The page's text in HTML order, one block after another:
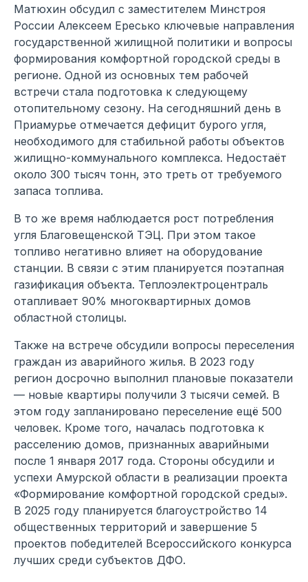
Матюхин обсудил с заместителем Минстроя
России Алексеем Ересько ключевые направления
государственной жилищной политики и вопросы
формирования комфортной городской среды в
регионе. Одной из основных тем рабочей
встречи стала подготовка к следующему
отопительному сезону. На сегодняшний день в
Приамурье отмечается дефицит бурого угля,
необходимого для стабильной работы объектов
жилищно-коммунального комплекса. Недостаёт
около 300 тысяч тонн, это треть от требуемого
запаса топлива.
В то же время наблюдается рост потребления
угля Благовещенской ТЭЦ. При этом такое
топливо негативно влияет на оборудование
станции. В связи с этим планируется поэтапная
газификация объекта. Теплоэлектроцентраль
отапливает 90% многоквартирных домов
областной столицы.
Также на встрече обсудили вопросы переселения
граждан из аварийного жилья. В 2023 году
регион досрочно выполнил плановые показатели
— новые квартиры получили 3 тысячи семей. В
этом году запланировано переселение ещё 500
человек. Кроме того, началась подготовка к
расселению домов, признанных аварийными
после 1 января 2017 года. Стороны обсудили и
успехи Амурской области в реализации проекта
«Формирование комфортной городской среды».
В 2025 году планируется благоустройство 14
общественных территорий и завершение 5
проектов победителей Всероссийского конкурса
лучших среди субъектов ДФО.